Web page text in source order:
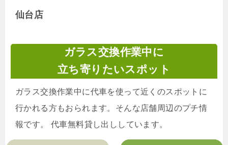
仙台店
ガラス交換作業中に
立ち寄りたいスポット
ガラス交換作業中に代車を使って近くのスポットに
行かれる方もおられます。そんな店舗周辺のプチ情
報です。 代車無料貸し出ししています。